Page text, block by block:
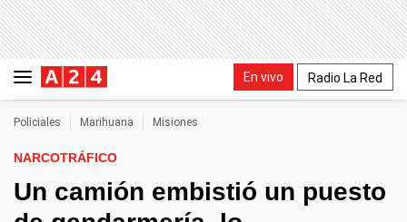
En vivo Radio La Red
Policiales Marihuana Misiones
NARCOTRÁFICO
Un camión embistió un puesto